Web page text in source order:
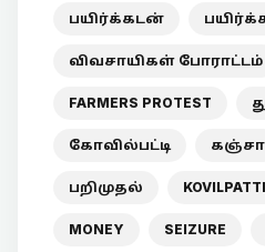
பயிர்க்கடன்
விவசாயிகள் போராட்டம்
FARMERS PROTEST
கோவில்பட்டி கஞ்சா
பறிமுதல் KOVILPATTI
MONEY SEIZURE